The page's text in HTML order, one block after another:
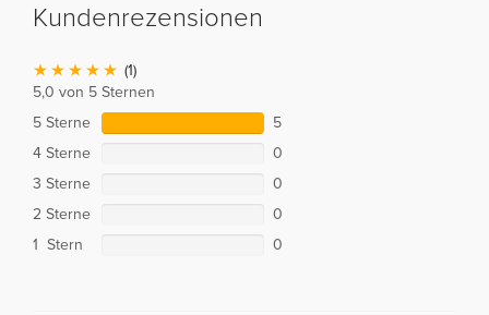
Kundenrezensionen
(1)
5,0 von 5 Sternen
5 Sterne
5
4 Sterne
0
3 Sterne
0
2 Sterne
0
1 Stern
0